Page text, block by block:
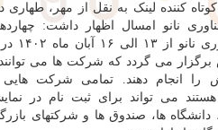
کننده لینک به نقل از مهر، طهاری
نانو امسال اظهار داشت:
می گردد که شرکت ها می توانند
را انجام دهند. تمامی شرکت
هستند می تواند برای ثبت نام در
دانشگاه ها، صندوق ها و شرکتهای